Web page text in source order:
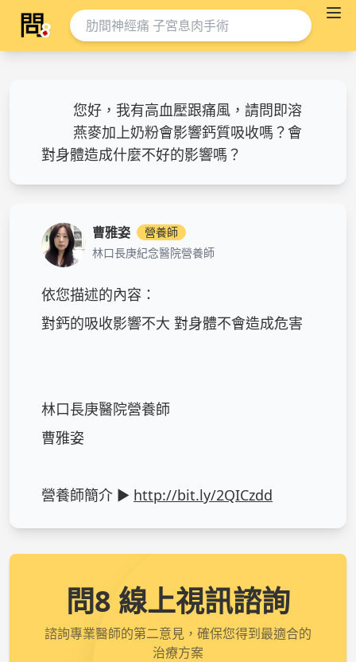
您好，我有高血壓跟痛風，請問即溶
燕麥加上奶粉會影響鈣質吸收嗎？會
對身體造成什麼不好的影響嗎？
曹雅姿
營養師
林口長庚紀念醫院營養師
依您描述的內容：
對鈣的吸收影響不大 對身體不會造成危害
林口長庚醫院營養師
曹雅姿
營養師簡介 ► http://bit.ly/2QICzdd
問8 線上視訊諮詢
諮詢專業醫師的第二意見，確保您得到最適合的
治療方案